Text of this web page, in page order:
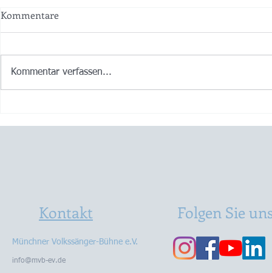
Cooler Abend mit unserem
macht
Kommentare
Kommentar verfassen...
Kontakt
Münchner Volkssänger-Bühne e.V.
info@mvb-ev.de
Folgen Sie